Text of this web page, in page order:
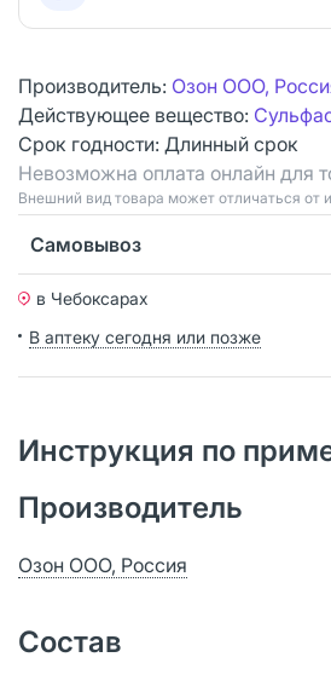
Производитель: Озон ООО,
Действующее вещество:
Срок годности: Длинный срок
Невозможна оплата онлайн для
Bнешний вид товара может отличаться от
Самовывоз
в Чебоксарах
В аптеку сегодня или позже
Инструкция по
Производитель
Озон ООО, Россия
Состав